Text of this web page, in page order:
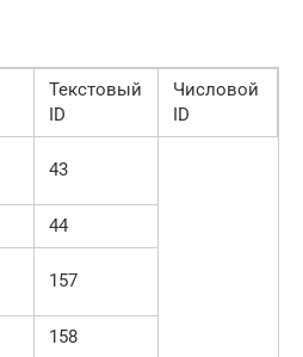
Текстовый
ID
Числовой
ID
43
44
157
158